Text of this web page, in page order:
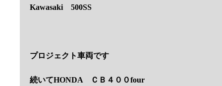
Kawasaki 500SS
プロジェクト車両です
続いてHONDA ＣＢ４００four